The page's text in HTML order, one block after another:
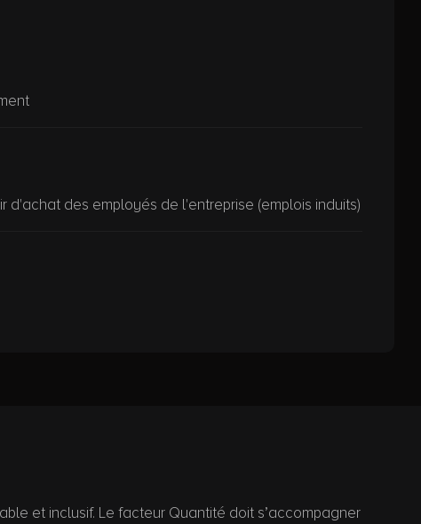
des employés de l'entreprise (emplois induits)
et inclusif. Le facteur Quantité doit s’accompagner